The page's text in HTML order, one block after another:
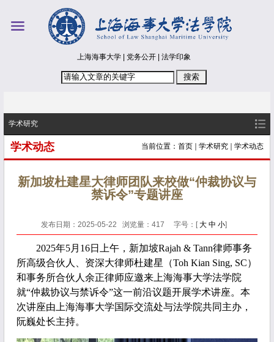
上海海事大学 党务公开 法学印象
学术研究
当前位置： 首页 学术研究 学术动态
学术动态
新加坡杜建星大律师团队来校做“仲裁协议与
禁诉令”专题讲座
发布日期：2025-05-22 浏览量： 417 字号：[大 中 小]
2025年5月16日上午，新加坡Rajah & Tann律师事务
所高级合伙人、资深大律师杜建星（Toh Kian Sing, SC）
和事务所合伙人余正律师应邀来上海海事大学法学院
就“仲裁协议与禁诉令”这一前沿议题开展学术讲座。本
次讲座由上海海事大学国际交流处与法学院共同主办，
阮巍处长主持。